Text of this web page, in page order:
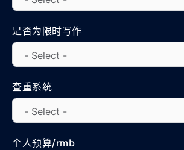
是否为限时写作
查重系统
个人预算/rmb